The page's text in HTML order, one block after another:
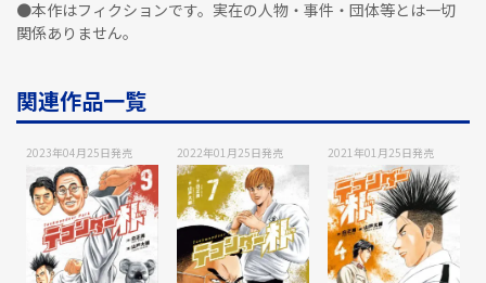
●本作はフィクションです。実在の人物・事件・団体等とは一切
関係ありません。
関連作品一覧
2023年04月25日発売 2022年01月25日発売 2021年01月25日発売